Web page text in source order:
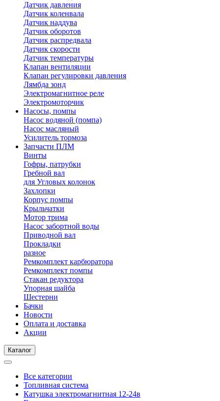
Датчик давления
Датчик коленвала
Датчик наддува
Датчик оборотов
Датчик распредвала
Датчик скорости
Датчик температуры
Клапан вентиляции
Клапан регулировки давления
Лямбда зонд
Электромагнитное реле
Электромоторчик
Насосы, помпы
Насос водяной (помпа)
Насос масляный
Усилитель тормоза
Запчасти ПЛМ
Винты
Гофры, патрубки
Гребной вал
для Угловых колонок
Захлопки
Корпус помпы
Крыльчатки
Мотор трима
Насос забортной воды
Приводной вал
Прокладки
разное
Ремкомплект карбюратора
Ремкомплект помпы
Стакан редуктора
Упорная шайба
Шестерни
Бачки
Новости
Оплата и доставка
Акции
Каталог
Все категории
Топливная система
Катушка электромагнитная 12-24в